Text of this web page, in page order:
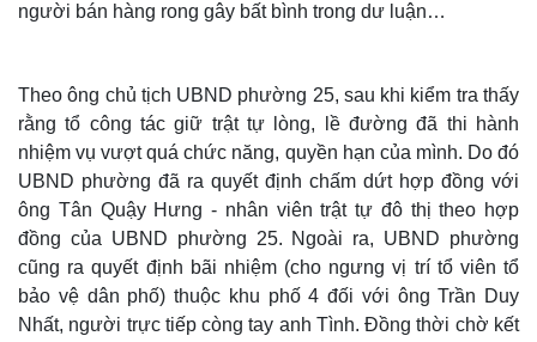
người bán hàng rong gây bất bình trong dư luận…
Theo ông chủ tịch UBND phường 25, sau khi kiểm tra thấy
rằng tổ công tác giữ trật tự lòng, lề đường đã thi hành
nhiệm vụ vượt quá chức năng, quyền hạn của mình. Do đó
UBND phường đã ra quyết định chấm dứt hợp đồng với
ông Tân Quậy Hưng - nhân viên trật tự đô thị theo hợp
đồng của UBND phường 25. Ngoài ra, UBND phường
cũng ra quyết định bãi nhiệm (cho ngưng vị trí tổ viên tổ
bảo vệ dân phố) thuộc khu phố 4 đối với ông Trần Duy
Nhất, người trực tiếp còng tay anh Tình. Đồng thời chờ kết